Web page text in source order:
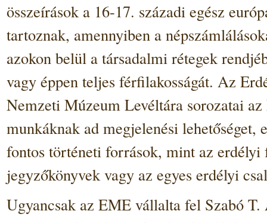
összeírások a 16-17. századi egész
tartoznak, amennyiben a
azokon belül a társadalmi rétegek
vagy éppen teljes férfilakosságát. Az
Nemzeti Múzeum Levéltára sorozatai
munkáknak ad megjelenési lehetőséget,
fontos történeti források, mint az
jegyzőkönyvek vagy az egyes erdélyi
Ugyancsak az EME vállalta fel Szabó